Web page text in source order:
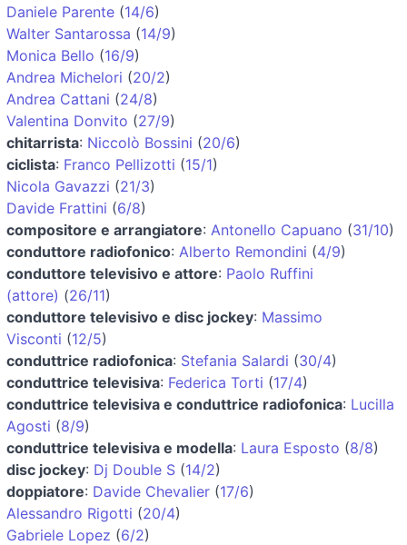
Daniele Parente (14/6)
Walter Santarossa (14/9)
Monica Bello (16/9)
Andrea Michelori (20/2)
Andrea Cattani (24/8)
Valentina Donvito (27/9)
chitarrista: Niccolò Bossini (20/6)
ciclista: Franco Pellizotti (15/1)
Nicola Gavazzi (21/3)
Davide Frattini (6/8)
compositore e arrangiatore: Antonello Capuano (31/10)
conduttore radiofonico: Alberto Remondini (4/9)
conduttore televisivo e attore: Paolo Ruffini
(attore) (26/11)
conduttore televisivo e disc jockey: Massimo
Visconti (12/5)
conduttrice radiofonica: Stefania Salardi (30/4)
conduttrice televisiva: Federica Torti (17/4)
conduttrice televisiva e conduttrice radiofonica: Lucilla
Agosti (8/9)
conduttrice televisiva e modella: Laura Esposto (8/8)
disc jockey: Dj Double S (14/2)
doppiatore: Davide Chevalier (17/6)
Alessandro Rigotti (20/4)
Gabriele Lopez (6/2)